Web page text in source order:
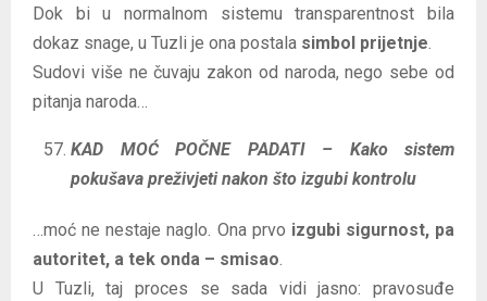
Dok bi u normalnom sistemu transparentnost bila
dokaz snage, u Tuzli je ona postala simbol prijetnje.
Sudovi više ne čuvaju zakon od naroda, nego sebe od
pitanja naroda…
KAD MOĆ POČNE PADATI – Kako sistem
pokušava preživjeti nakon što izgubi kontrolu
…moć ne nestaje naglo. Ona prvo izgubi sigurnost, pa
autoritet, a tek onda – smisao.
U Tuzli, taj proces se sada vidi jasno: pravosuđe